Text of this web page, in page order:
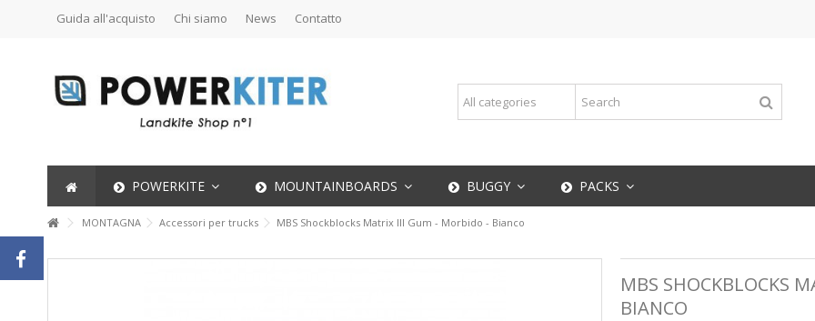
Guida all'acquisto Chi siamo News Contatto
POWERKITE MOUNTAINBOARDS BUGGY PACKS
MONTAGNA Accessori per trucks MBS Shockblocks Matrix III Gum - Morbido - Bianco
MBS SHOCKBLOCKS
BIANCO